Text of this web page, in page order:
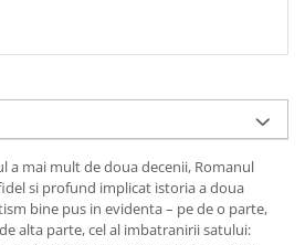
a mai mult de doua decenii, Romanul
si profund implicat istoria a doua
bine pus in evidenta – pe de o parte,
alta parte, cel al imbatranirii satului: